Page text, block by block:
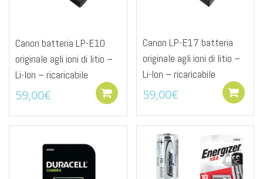
Canon batteria LP-E10
originale agli ioni di litio –
Li-Ion – ricaricabile
59,00€ Add to cart
Canon LP-E17 batteria
originale agli ioni di litio –
Li-Ion – ricaricabile
59,00€